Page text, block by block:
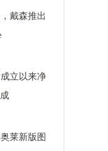
戴森推出
立以来净
莱新版图